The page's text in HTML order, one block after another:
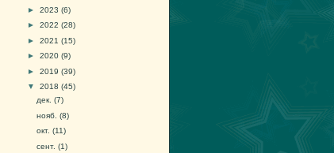
► 2023 (6)
► 2022 (28)
► 2021 (15)
► 2020 (9)
► 2019 (39)
▼ 2018 (45)
дек. (7)
нояб. (8)
окт. (11)
сент. (1)